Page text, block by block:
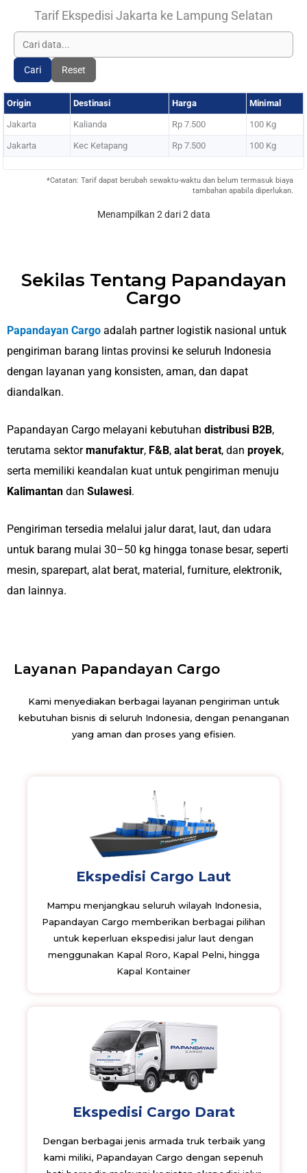
Tarif Ekspedisi Jakarta ke Lampung Selatan
Cari Reset
Origin Destinasi Harga Minimal
Jakarta Kalianda Rp 7.500 100 Kg
Jakarta Kec Ketapang Rp 7.500 100 Kg
*Catatan: Tarif dapat berubah sewaktu-waktu dan belum termasuk biaya
tambahan apabila diperlukan.
Menampilkan 2 dari 2 data
Sekilas Tentang Papandayan
Cargo
Papandayan Cargo adalah partner logistik nasional untuk
pengiriman barang lintas provinsi ke seluruh Indonesia
dengan layanan yang konsisten, aman, dan dapat
diandalkan.
Papandayan Cargo melayani kebutuhan distribusi B2B,
terutama sektormanufaktur, F&B, alat berat, dan proyek,
serta memiliki keandalan kuat untuk pengiriman menuju
Kalimantan dan Sulawesi.
Pengiriman tersedia melalui jalur darat, laut, dan udara
untuk barang mulai 30–50 kg hingga tonase besar, seperti
mesin, sparepart, alat berat, material, furniture, elektronik,
dan lainnya.
Layanan Papandayan Cargo
Kami menyediakan berbagai layanan pengiriman untuk
kebutuhan bisnis di seluruh Indonesia, dengan penanganan
yang aman dan proses yang efisien.
Ekspedisi Cargo Laut
Mampu menjangkau seluruh wilayah Indonesia,
Papandayan Cargo memberikan berbagai pilihan
untuk keperluan ekspedisi jalur laut dengan
menggunakan Kapal Roro, Kapal Pelni, hingga
Kapal Kontainer
Ekspedisi Cargo Darat
Dengan berbagai jenis armada truk terbaik yang
kami miliki, Papandayan Cargo dengan sepenuh